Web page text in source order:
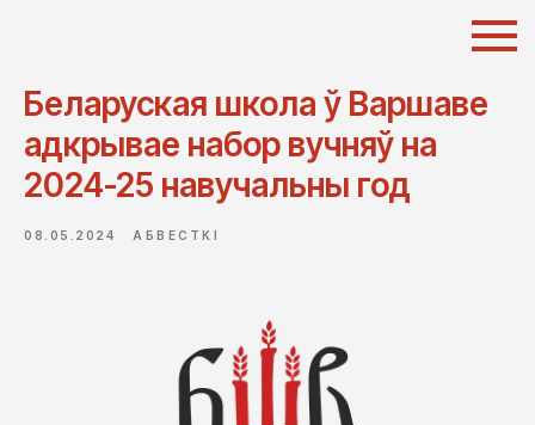
Беларуская школа ў Варшаве
адкрывае набор вучняў на
2024-25 навучальны год
08.05.2024 АБВЕСТКІ